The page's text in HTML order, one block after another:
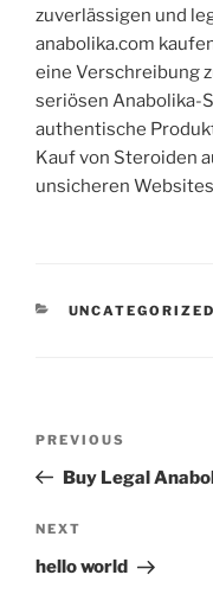
zuverlässigen und
anabolika.com
eine Verschreibung
seriösen Anabolika-
authentische
Kauf von Steroiden
unsicheren
UNCATEGORIZED
PREVIOUS
Buy Legal
NEXT
hello world